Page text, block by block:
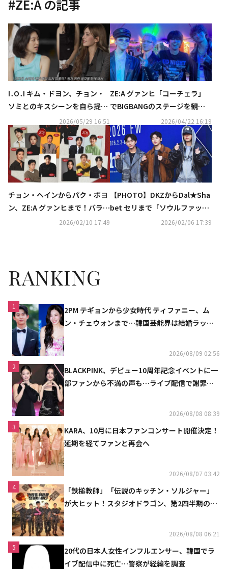
#ZE:Aの記事
I․O․I キム・ドヨン、チョン・
ソミとのキスシーンを自ら提案
「元々ビンタをする予定だっ
た」（動画あり）
2026/05/29 16:51
ZE:A グァンヒ「コーチェラ」
でBIGBANGのステージを観
覧…再会ショットが話題に（動
画あり）
2026/04/22 16:19
チョン・ヘインからパク・ボヨ
ン、ZE:A グァンヒまで！バラエ
ティ番組「マニト・クラブ」豪
2026/02/10 17:49
【PHOTO】DKZからDal★Sha
bet セリまで「ソウルファッシ
ョンウィーク」に出席2026/02/06 17:39
RANKING
1
2PM テギョンから少女時代 ティファニー、ム
ン・チェウォンまで…韓国芸能界は結婚ラッシ
2026/08/09 02:56
2
BLACKPINK、デビュー10周年記念イベントに一
部ファンから不満の声も…ライブ配信で謝罪
2026/08/08 08:39
3
KARA、10月に日本ファンコンサート開催決定！
延期を経てファンと再会へ
2026/08/07 03:42
4
「鉄槌教師」「伝説のキッチン・ソルジャー」
が大ヒット！スタジオドラゴン、第2四半期の売
2026/08/08 06:21
5
20代の日本人女性インフルエンサー、韓国でラ
イブ配信中に死亡…警察が経緯を調査